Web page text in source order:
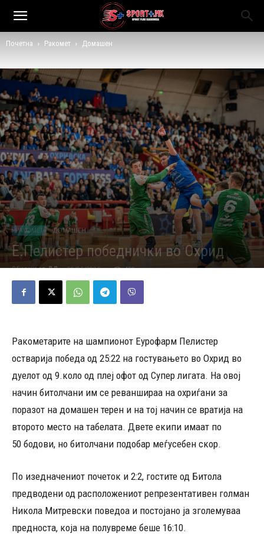
Почетна Ракомет Домашен
РАКОМЕТ ДОМАШЕН
Е.Пелистер победнички во Охрид
Објавено од ДД - 20/05/2026 450
Ракометарите на шампионот Еурофарм Пелистер
остварија победа од 25:22 на гостувањето во Охрид во
дуелот од 9.коло од плеј офот од Супер лигата. На овој
начин битолчани им се реваншираа на охриѓани за
поразот на домашен терен и на тој начин се вратија на
второто место на табелата. Двете екипи имаат по
50 бодови, но битолчани подобар меѓусебен скор.
По изедначениот почеток и 2:2, гостите од Битола
предводени од расположениот репрезентативен голман
Никола Митревски поведоа и постојано ја зголемуваа
предноста, која на полувреме беше 16:10.